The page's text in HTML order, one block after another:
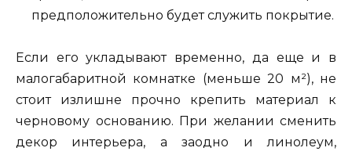
предположительно будет служить покрытие.
Если его укладывают временно, да еще и в
малогабаритной комнатке (меньше 20 м²), не
стоит излишне прочно крепить материал к
черновому основанию. При желании сменить
декор интерьера, а заодно и линолеум,